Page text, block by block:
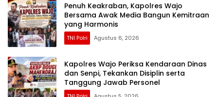
Penuh Keakraban, Kapolres Wajo
Bersama Awak Media Bangun Kemitraan
yang Harmonis
TNI Polri Agustus 6, 2026
Kapolres Wajo Periksa Kendaraan Dinas
dan Senpi, Tekankan Disiplin serta
Tanggung Jawab Personel